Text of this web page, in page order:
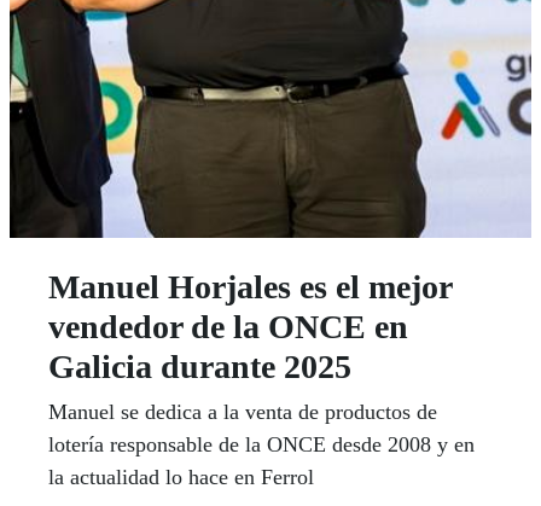
Manuel Horjales es el mejor
vendedor de la ONCE en
Galicia durante 2025
Manuel se dedica a la venta de productos de
lotería responsable de la ONCE desde 2008 y en
la actualidad lo hace en Ferrol